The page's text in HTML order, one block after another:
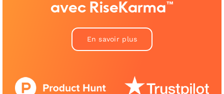
avec RiseKarma™
En savoir plus